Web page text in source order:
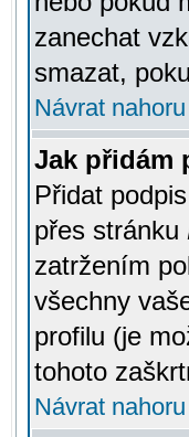
zanechat
smazat,
Návrat nahoru
Jak přidám
Přidat
přes stránku
zatržením
všechny
profilu (je
tohoto
Návrat nahoru